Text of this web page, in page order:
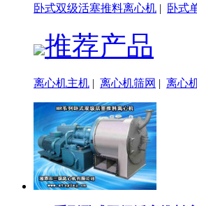
卧式双级活塞推料离心机 | 卧式
推荐产品
离心机主机 | 离心机筛网 | 离心